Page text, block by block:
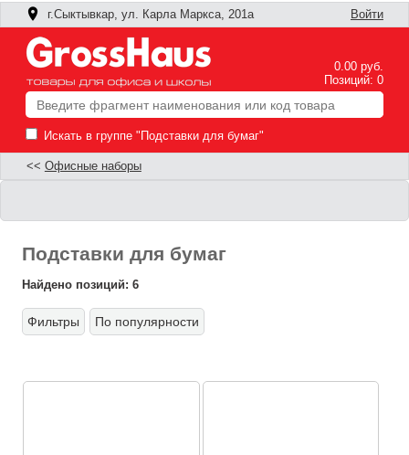
г.Сыктывкар, ул. Карла Маркса, 201а Войти
0.00 руб.
Позиций: 0
Искать в группе "Подставки для бумаг"
<< Офисные наборы
Подставки для бумаг
Найдено позиций: 6
Фильтры По популярности